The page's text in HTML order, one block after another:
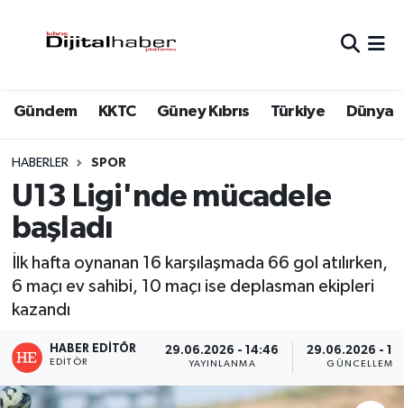
Gündem KKTC Güney Kıbrıs Türkiye Dünya
HABERLER SPOR
U13 Ligi'nde mücadele
başladı
İlk hafta oynanan 16 karşılaşmada 66 gol atılırken,
6 maçı ev sahibi, 10 maçı ise deplasman ekipleri
kazandı
HABER EDITÖR
EDITÖR
29.06.2026 - 14:46
YAYINLANMA
29.06.2026 -
GÜNCELLEME
Trafik Durumu
Süper Lig Puan Durumu ve Fikstür
Tüm Manşetler
Haber Arşivi